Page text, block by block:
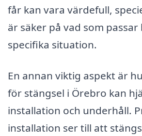
får kan vara värdefull,
är säker på vad som
specifika situation.
En annan viktig aspekt är
för stängsel i Örebro kan
installation och underhåll.
installation ser till att